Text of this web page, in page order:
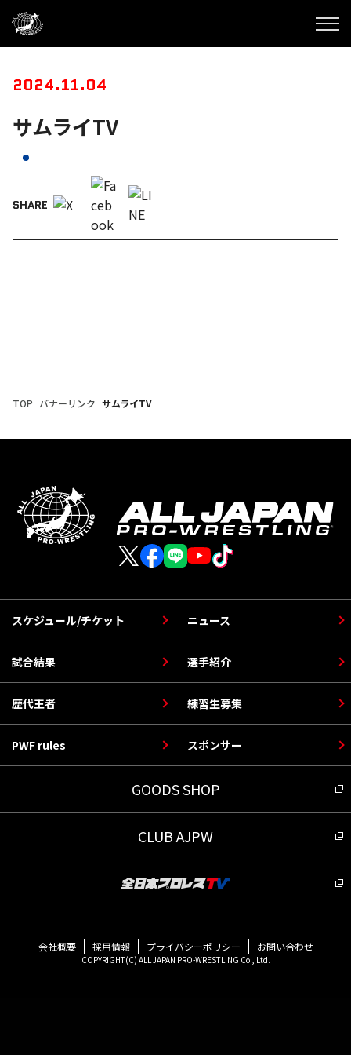
2024.11.04
サムライTV
SHARE
TOP バナーリンク サムライTV
スケジュール/チケット
選手紹介
PWF rules
ニュース
歴代王者
スポンサー
試合結果
練習生募集
GOODS SHOP
CLUB AJPW
会社概要 採用情報 プライバシーポリシー お問い合わせ
COPYRIGHT(C) ALL JAPAN PRO-WRESTLING Co., Ltd.